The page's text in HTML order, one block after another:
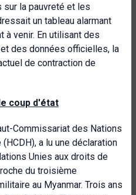
la pauvreté et les
un tableau alarmant
venir. En utilisant des
des données officielles, la
de contraction de
coup d'état
Commissariat des Nations
a lu une déclaration
Unies aux droits de
du troisième
au Myanmar. Trois ans